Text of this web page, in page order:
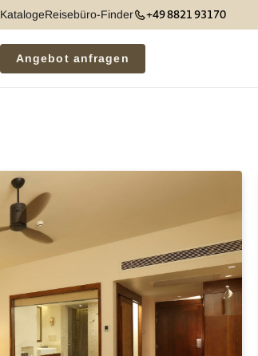
KatalogeReisebüro-Finder +49 8821 93170
Angebot anfragen